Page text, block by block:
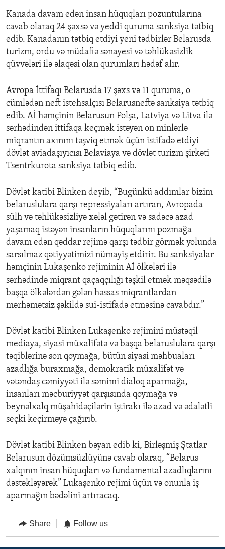
Kanada davam edən insan hüquqları pozuntularına
cavab olaraq 24 şəxsə və yeddi quruma sanksiya tətbiq
edib. Kanadanın tətbiq etdiyi yeni tədbirlər Belarusda
turizm, ordu və müdafiə sənayesi və təhlükəsizlik
qüvvələri ilə əlaqəsi olan qurumları hədəf alır.
Avropa İttifaqı Belarusda 17 şəxs və 11 quruma, o
cümlədən neft istehsalçısı Belarusneftə sanksiya tətbiq
edib. Aİ həmçinin Belarusun Polşa, Latviya və Litva ilə
sərhədindən ittifaqa keçmək istəyən on minlərlə
miqrantın axınını təşviq etmək üçün istifadə etdiyi
dövlət aviadaşıyıcısı Belaviaya və dövlət turizm şirkəti
Tsentrkurota sanksiya tətbiq edib.
Dövlət katibi Blinken deyib, “Bugünkü addımlar bizim
belaruslulara qarşı repressiyaları artıran, Avropada
sülh və təhlükəsizliyə xələl gətirən və sadəcə azad
yaşamaq istəyən insanların hüquqlarını pozmağa
davam edən qəddar rejimə qarşı tədbir görmək yolunda
sarsılmaz qətiyyətimizi nümayiş etdirir. Bu sanksiyalar
həmçinin Lukaşenko rejiminin Aİ ölkələri ilə
sərhədində miqrant qaçaqçılığı təşkil etmək məqsədilə
başqa ölkələrdən gələn həssas miqrantlardan
mərhəmətsiz şəkildə sui-istifadə etməsinə cavabdır.”
Dövlət katibi Blinken Lukaşenko rejimini müstəqil
mediaya, siyasi müxalifətə və başqa belaruslulara qarşı
təqiblərinə son qoymağa, bütün siyasi məhbuaları
azadlığa buraxmağa, demokratik müxalifət və
vətəndaş cəmiyyəti ilə səmimi dialoq aparmağa,
insanları məcburiyyət qarşısında qoymağa və
beynəlxalq müşahidəçilərin iştirakı ilə azad və ədalətli
seçki keçirməyə çağırıb.
Dövlət katibi Blinken bəyan edib ki, Birləşmiş Ştatlar
Belarusun dözümsüzlüyünə cavab olaraq, “Belarus
xalqının insan hüquqları və fundamental azadlıqlarını
dəstəkləyərək” Lukaşenko rejimi üçün və onunla iş
aparmağın bədəlini artıracaq.
Share Follow us